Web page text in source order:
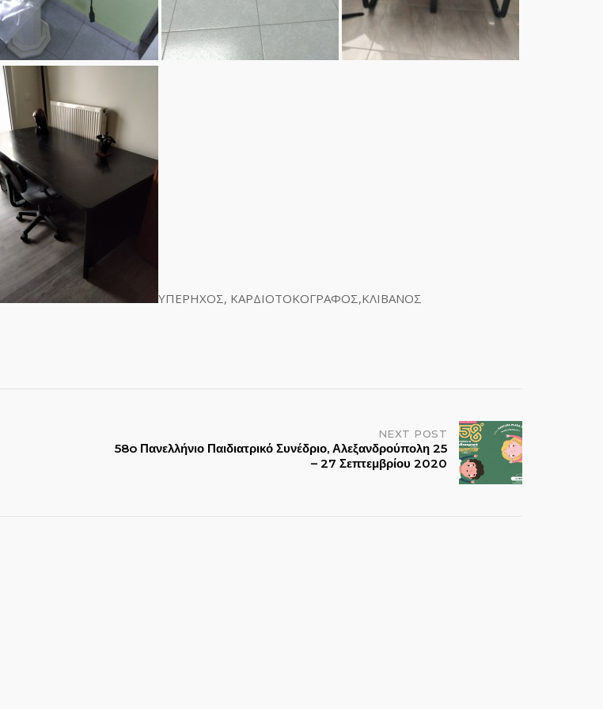
ΥΠΕΡΗΧΟΣ, ΚΑΡΔΙΟΤΟΚΟΓΡΑΦΟΣ,ΚΛΙΒΑΝΟΣ
NEXT POST
58o Πανελλήνιο Παιδιατρικό Συνέδριο, Αλεξανδρούπολη 25
– 27 Σεπτεμβρίου 2020